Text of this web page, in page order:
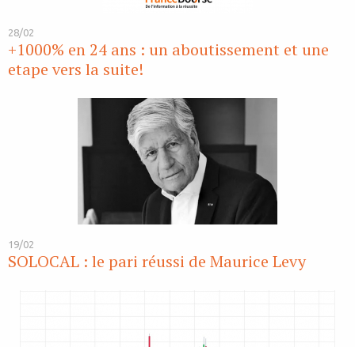
28/02
+1000% en 24 ans : un aboutissement et une
etape vers la suite!
19/02
SOLOCAL : le pari réussi de Maurice Levy